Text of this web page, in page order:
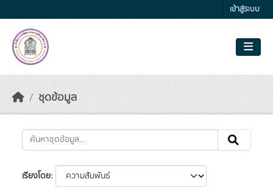
เข้าสู่ระบบ
ชุดข้อมูล
เรียงโดย